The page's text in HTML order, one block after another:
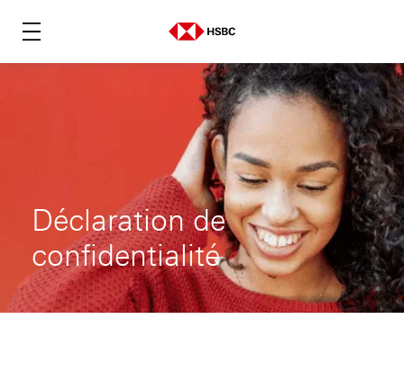
Déclaration de
confidentialité